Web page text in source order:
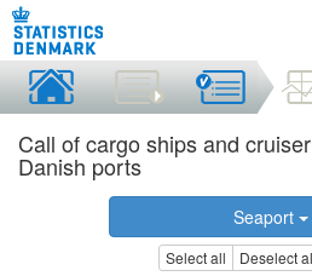
Call of cargo ships and
Danish ports
Seaport
Select all Deselect